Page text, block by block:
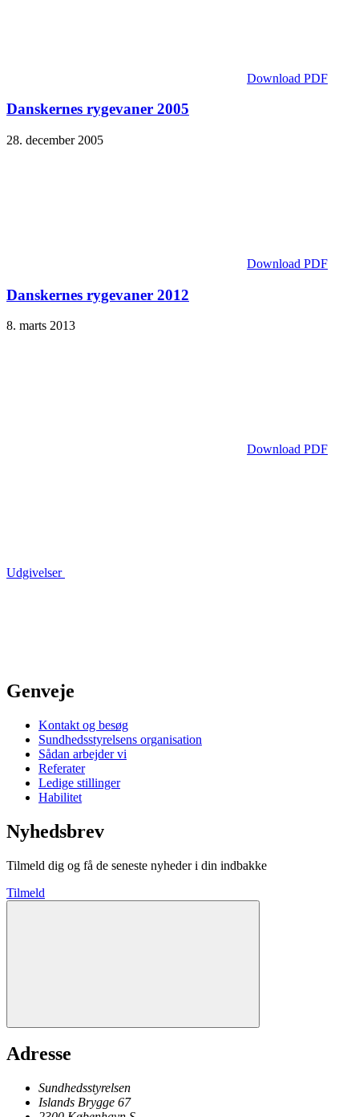
Download PDF
Danskernes rygevaner 2005
28. december 2005
Download PDF
Danskernes rygevaner 2012
8. marts 2013
Download PDF
Udgivelser
Genveje
Kontakt og besøg
Sundhedsstyrelsens organisation
Sådan arbejder vi
Referater
Ledige stillinger
Habilitet
Nyhedsbrev
Tilmeld dig og få de seneste nyheder i din indbakke
Tilmeld
Adresse
Sundhedsstyrelsen
Islands Brygge 67